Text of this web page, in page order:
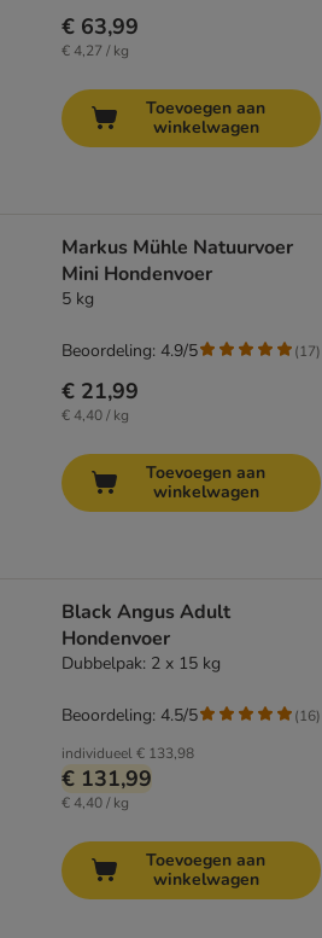
€ 63,99
€ 4,27 / kg
Toevoegen aan
winkelwagen
Markus Mühle Natuurvoer
Mini Hondenvoer
5 kg
€ 21,99
€ 4,40 / kg
Beoordeling: 4.9/5 (17)
Toevoegen aan
winkelwagen
Black Angus Adult
Hondenvoer
Dubbelpak: 2 x 15 kg
individueel€ 133,98
€ 131,99
€ 4,40 / kg
Beoordeling: 4.5/5 (16)
Toevoegen aan
winkelwagen